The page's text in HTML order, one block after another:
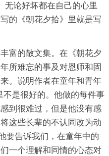
无论好坏都在自己的心里
的《朝花夕拾》里就是写
富的散文集。在《朝花夕
所难忘的事及对恩师和固
。说明作者在童年和青年
是很好的。他做的每件事
到很难过，但是他没有感
这些长辈的不认同改为动
要告诉我们，在童年中的
一个理解和同情的心态对